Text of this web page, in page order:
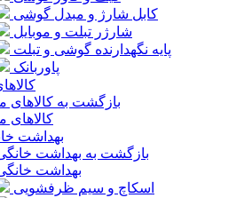
کابل شارژ و مبدل گوشی
شارژر تبلت و موبایل
پایه نگهدارنده گوشی و تبلت
پاوربانک
بازگشت به
بهداشت
بازگشت به بهداشت
بهداشت
اسکاچ و سیم ظرفشویی